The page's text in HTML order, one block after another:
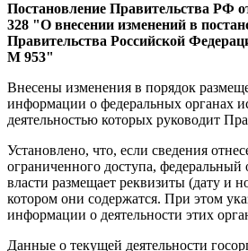
Постановление Правительства РФ
328 "О внесении изменений в
Правительства Российской
M 953"
Внесены изменения в порядок
информации о федеральных органах
деятельностью которых руководит
Установлено, что, если сведения
ограниченного доступа, федеральный
власти размещает реквизиты (дату и
котором они содержатся. При этом
информации о деятельности этих
Данные о текущей деятельности